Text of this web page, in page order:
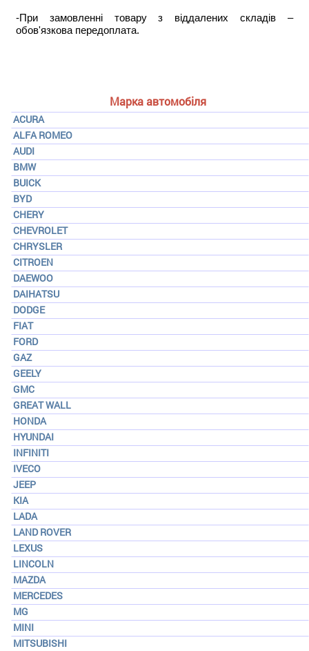
Марка автомобіля
ACURA
ALFA ROMEO
AUDI
BMW
BUICK
BYD
CHERY
CHEVROLET
CHRYSLER
CITROEN
DAEWOO
DAIHATSU
DODGE
FIAT
FORD
GAZ
GEELY
GMC
GREAT WALL
HONDA
HYUNDAI
INFINITI
IVECO
JEEP
KIA
LADA
LAND ROVER
LEXUS
LINCOLN
MAZDA
MERCEDES
MG
MINI
MITSUBISHI
-При замовленні товару з віддалених складів –
обов'язкова передоплата.